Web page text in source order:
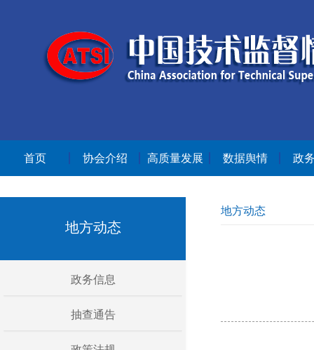
首页 协会介绍 高质量发展 数据舆情 政
地方动态
政务信息
抽查通告
地方动态